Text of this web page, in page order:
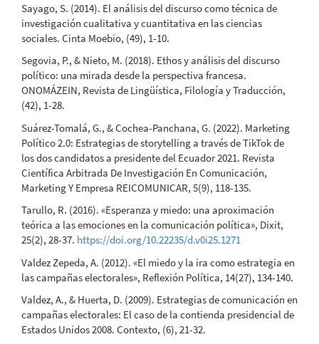
Sayago, S. (2014). El análisis del discurso como técnica de
investigación cualitativa y cuantitativa en las ciencias
sociales. Cinta Moebio, (49), 1-10.
Segovia, P., & Nieto, M. (2018). Ethos y análisis del discurso
político: una mirada desde la perspectiva francesa.
ONOMÁZEIN, Revista de Lingüística, Filología y Traducción,
(42), 1-28.
Suárez-Tomalá, G., & Cochea-Panchana, G. (2022). Marketing
Político 2.0: Estrategias de storytelling a través de TikTok de
los dos candidatos a presidente del Ecuador 2021. Revista
Científica Arbitrada De Investigación En Comunicación,
Marketing Y Empresa REICOMUNICAR, 5(9), 118-135.
Tarullo, R. (2016). «Esperanza y miedo: una aproximación
teórica a las emociones en la comunicación política», Dixit,
25(2), 28-37. https://doi.org/10.22235/d.v0i25.1271
Valdez Zepeda, A. (2012). «El miedo y la ira como estrategia en
las campañas electorales», Reflexión Política, 14(27), 134-140.
Valdez, A., & Huerta, D. (2009). Estrategias de comunicación en
campañas electorales: El caso de la contienda presidencial de
Estados Unidos 2008. Contexto, (6), 21-32.